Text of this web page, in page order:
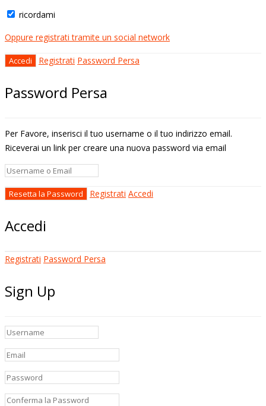
ricordami
Oppure registrati tramite un social network
Registrati Password Persa
Password Persa
Per Favore, inserisci il tuo username o il tuo indirizzo email.
Riceverai un link per creare una nuova password via email
Registrati Accedi
Accedi
Registrati Password Persa
Sign Up